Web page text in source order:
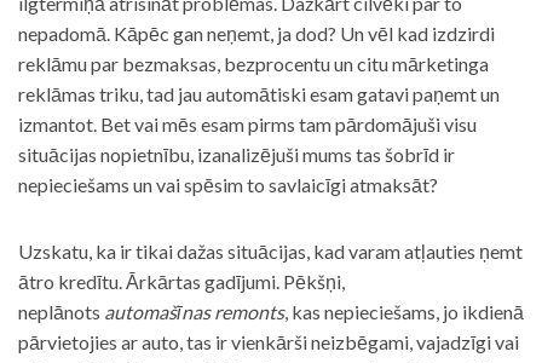
nepadomā. Kāpēc gan neņemt, ja dod? Un vēl kad izdzirdi
reklāmu par bezmaksas, bezprocentu un citu mārketinga
reklāmas triku, tad jau automātiski esam gatavi paņemt un
izmantot. Bet vai mēs esam pirms tam pārdomājuši visu
situācijas nopietnību, izanalizējuši mums tas šobrīd ir
nepieciešams un vai spēsim to savlaicīgi atmaksāt?
Uzskatu, ka ir tikai dažas situācijas, kad varam atļauties ņemt
ātro kredītu. Ārkārtas gadījumi. Pēkšņi,
neplānots automašīnas remonts, kas nepieciešams, jo ikdienā
pārvietojies ar auto, tas ir vienkārši neizbēgami, vajadzīgi vai